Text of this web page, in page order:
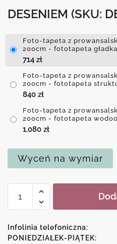
DESENIEM (SKU:
Foto-tapeta z
200cm - fototapeta gładka
714 zł
Foto-tapeta z
200cm - fototapeta
840 zł
Foto-tapeta z
200cm - fototapeta
1,080 zł
Wyceń na wymiar
Foto-
z
prowansalskim
Infolinia telefoniczna:
PONIEDZIAŁEK-PIĄTEK: